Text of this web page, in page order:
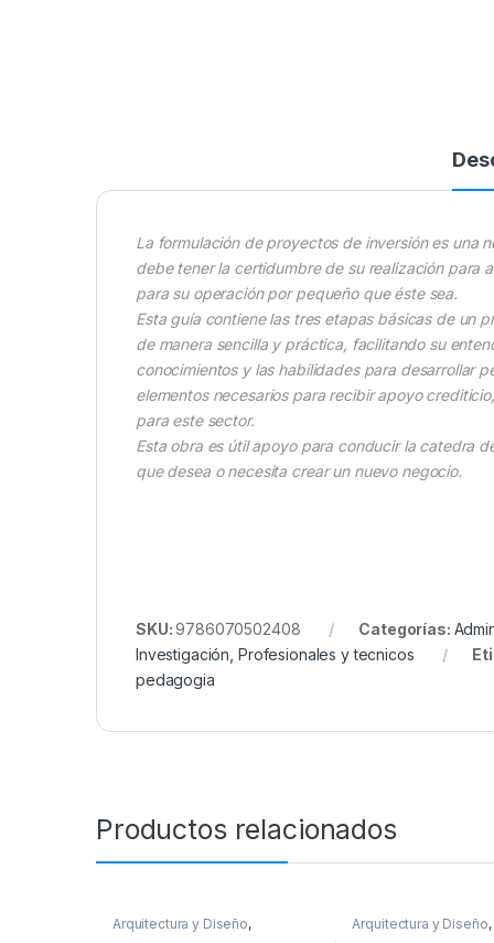
La formulación de proyectos de inversión es una
debe tener la certidumbre de su realización para
para su operación por pequeño que éste sea.
Esta guía contiene las tres etapas básicas de un
de manera sencilla y práctica, facilitando su
conocimientos y las habilidades para desarrollar
elementos necesarios para recibir apoyo
para este sector.
Esta obra es útil apoyo para conducir la catedra
que desea o necesita crear un nuevo negocio.
SKU:9786070502408 Categorías:
Investigación Profesionales y tecnicos
pedagogia
Productos relacionados
Arquitectura y Diseño,
Arquitectura y Urbanismo
Arquitectura y Diseño,
Arquitectura y